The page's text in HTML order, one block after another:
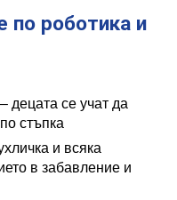
по роботика и
– децата се учат да
стъпка
и всяка
в забавление и